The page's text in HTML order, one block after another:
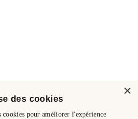
×
des cookies
cookies pour améliorer l'expérience